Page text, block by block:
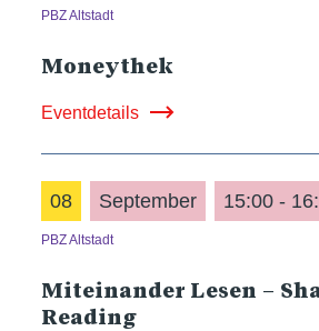
PBZ Altstadt
Moneythek
Eventdetails
08 September 15:00 -
PBZ Altstadt
Miteinander Lesen –
Reading